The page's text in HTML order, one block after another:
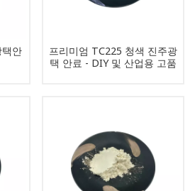
안
프리미엄 TC225 청색 진주광
택 안료 - DIY 및 산업용 고품